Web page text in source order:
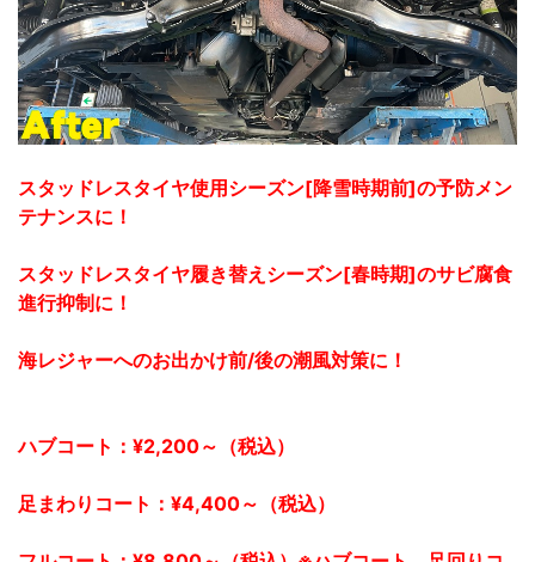
スタッドレスタイヤ使用シーズン[降雪時期前]の予防メン
テナンスに！
スタッドレスタイヤ履き替えシーズン[春時期]のサビ腐食
進行抑制に！
海レジャーへのお出かけ前/後の潮風対策に！
ハブコート：¥2,200～（税込）
足まわりコート：¥4,400～（税込）